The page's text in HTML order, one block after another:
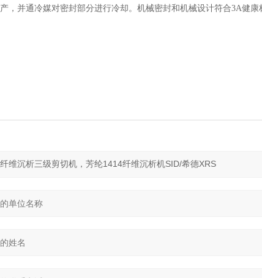
，并通冷媒对密封部分进行冷却。机械密封和机械设计符合3A健康